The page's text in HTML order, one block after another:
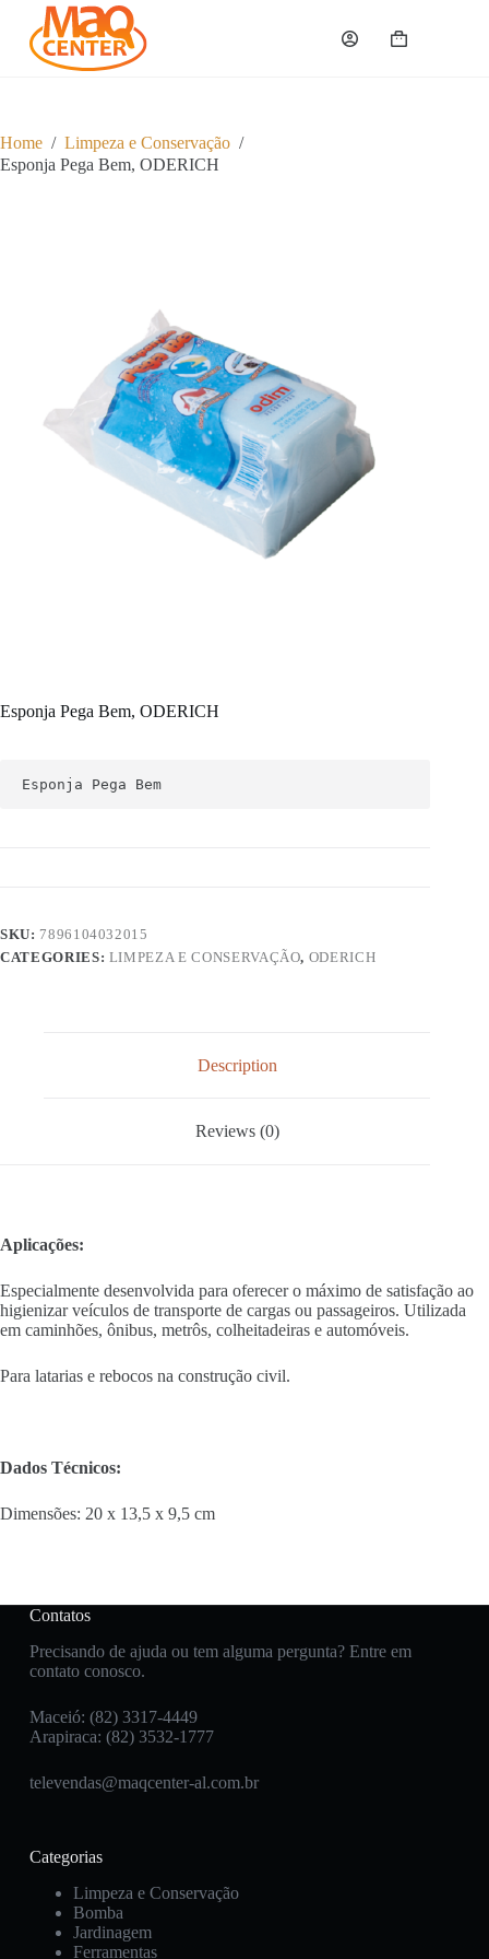
u
a
r
Carrinho
Home / Limpeza e Conservação /
Esponja Pega Bem, ODERICH
Esponja Pega Bem, ODERICH
Esponja Pega Bem
SKU: 7896104032015
CATEGORIES: LIMPEZA E CONSERVAÇÃO, ODERICH
Description
Reviews (0)
Aplicações:
Especialmente desenvolvida para oferecer o máximo de satisfação ao
higienizar veículos de transporte de cargas ou passageiros. Utilizada
em caminhões, ônibus, metrôs, colheitadeiras e automóveis.
Para latarias e rebocos na construção civil.
Dados Técnicos:
Dimensões: 20 x 13,5 x 9,5 cm
Contatos
Precisando de ajuda ou tem alguma pergunta? Entre em
contato conosco.
Maceió: (82) 3317-4449
Arapiraca: (82) 3532-1777
televendas@maqcenter-al.com.br
Categorias
Limpeza e Conservação
Bomba
Jardinagem
Ferramentas